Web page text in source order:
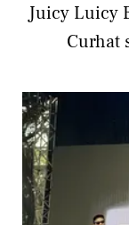
Juicy Luicy
Curhat